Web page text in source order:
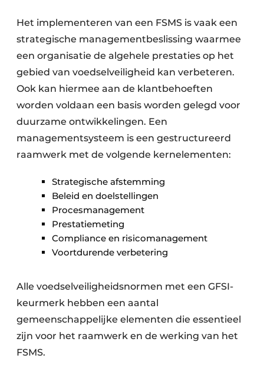
Het implementeren van een FSMS is vaak een
strategische managementbeslissing waarmee
een organisatie de algehele prestaties op het
gebied van voedselveiligheid kan verbeteren.
Ook kan hiermee aan de klantbehoeften
worden voldaan een basis worden gelegd voor
duurzame ontwikkelingen. Een
managementsysteem is een gestructureerd
raamwerk met de volgende kernelementen:
Strategische afstemming
Beleid en doelstellingen
Procesmanagement
Prestatiemeting
Compliance en risicomanagement
Voortdurende verbetering
Alle voedselveiligheidsnormen met een GFSI-
keurmerk hebben een aantal
gemeenschappelijke elementen die essentieel
zijn voor het raamwerk en de werking van het
FSMS.